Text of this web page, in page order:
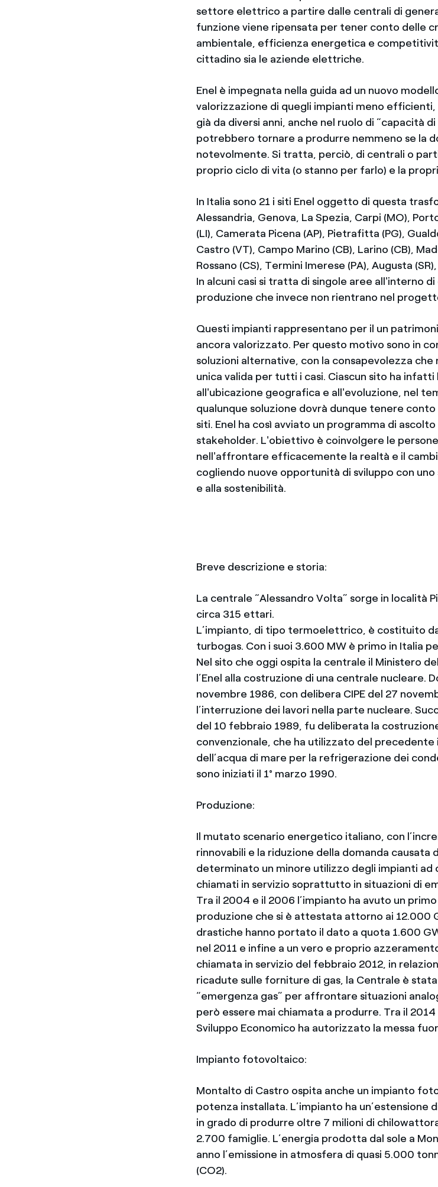
settore elettrico a partire dalle centrali di
funzione viene ripensata per tener conto delle
ambientale, efficienza energetica e
cittadino sia le aziende elettriche.
Enel è impegnata nella guida ad un nuovo
valorizzazione di quegli impianti meno
già da diversi anni, anche nel ruolo di “capacità
potrebbero tornare a produrre nemmeno se la
notevolmente. Si tratta, perciò, di centrali o
proprio ciclo di vita (o stanno per farlo) e la
In Italia sono 21 i siti Enel oggetto di questa
Alessandria, Genova, La Spezia, Carpi (MO),
(LI), Camerata Picena (AP), Pietrafitta (PG),
Castro (VT), Campo Marino (CB), Larino (CB),
Rossano (CS), Termini Imerese (PA), Augusta
In alcuni casi si tratta di singole aree all'interno
produzione che invece non rientrano nel
Questi impianti rappresentano per il un
ancora valorizzato. Per questo motivo sono in
soluzioni alternative, con la consapevolezza
unica valida per tutti i casi. Ciascun sito ha
all'ubicazione geografica e all'evoluzione, nel
qualunque soluzione dovrà dunque tenere
siti. Enel ha così avviato un programma di
stakeholder. L'obiettivo è coinvolgere le
nell'affrontare efficacemente la realtà e il
cogliendo nuove opportunità di sviluppo con
e alla sostenibilità.
Breve descrizione e storia:
La centrale “Alessandro Volta” sorge in località
circa 315 ettari.
L’impianto, di tipo termoelettrico, è costituito
turbogas. Con i suoi 3.600 MW è primo in Italia
Nel sito che oggi ospita la centrale il Ministero
l’Enel alla costruzione di una centrale nucleare.
novembre 1986, con delibera CIPE del 27
l’interruzione dei lavori nella parte nucleare.
del 10 febbraio 1989, fu deliberata la
convenzionale, che ha utilizzato del precedente
dell’acqua di mare per la refrigerazione dei
sono iniziati il 1° marzo 1990.
Produzione:
Il mutato scenario energetico italiano, con
rinnovabili e la riduzione della domanda causata
determinato un minore utilizzo degli impianti ad
chiamati in servizio soprattutto in situazioni di
Tra il 2004 e il 2006 l’impianto ha avuto un
produzione che si è attestata attorno ai 12.000
drastiche hanno portato il dato a quota 1.600
nel 2011 e infine a un vero e proprio
chiamata in servizio del febbraio 2012, in
ricadute sulle forniture di gas, la Centrale è
“emergenza gas” per affrontare situazioni
però essere mai chiamata a produrre. Tra il
Sviluppo Economico ha autorizzato la messa
Impianto fotovoltaico:
Montalto di Castro ospita anche un impianto
potenza installata. L’impianto ha
in grado di produrre oltre 7 milioni di
2.700 famiglie. L’energia prodotta dal sole a
anno l’emissione in atmosfera di quasi 5.000
(CO2).